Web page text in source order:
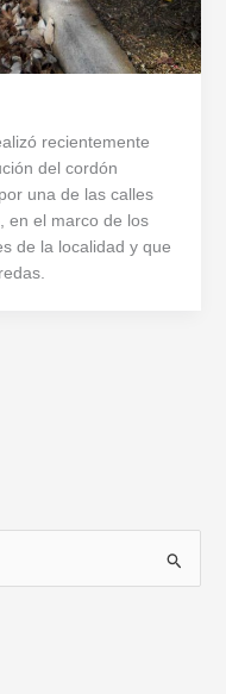
recientemente
del cordón
una de las calles
en el marco de los
de la localidad y que